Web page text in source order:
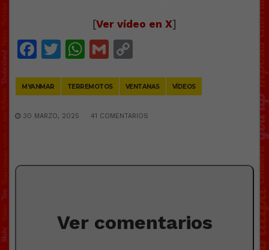
[Ver vídeo en X]
Facebook
Twitter
WhatsApp
Gmail
MYANMAR TERREMOTOS VENTANAS VÍDEOS
30 MARZO, 2025 41 COMENTARIOS
Ver comentarios